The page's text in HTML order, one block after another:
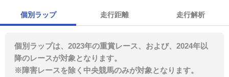
個別ラップ 走行距離 走行解析
個別ラップは、2023年の重賞レース、および、2024年以
降のレースが対象となります。
※障害レースを除く中央競馬のみが対象となります。